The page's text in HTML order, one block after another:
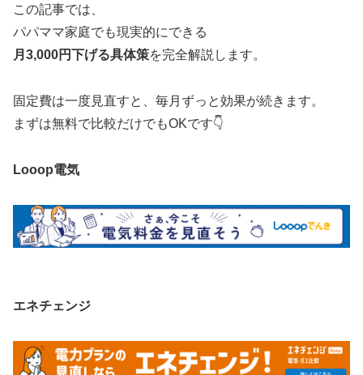
この記事では、
パパママ家庭でも現実的にできる
月3,000円下げる具体策を完全解説します。
固定費は一度見直すと、毎月ずっと効果が続きます。
まずは無料で比較だけでもOKです👇
Looop電気
エネチェンジ